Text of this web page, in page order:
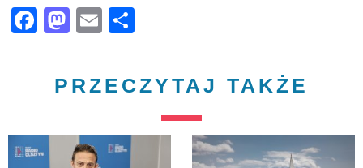
Facebook
Mastodon
Email
PRZECZYTAJ TAKŻE